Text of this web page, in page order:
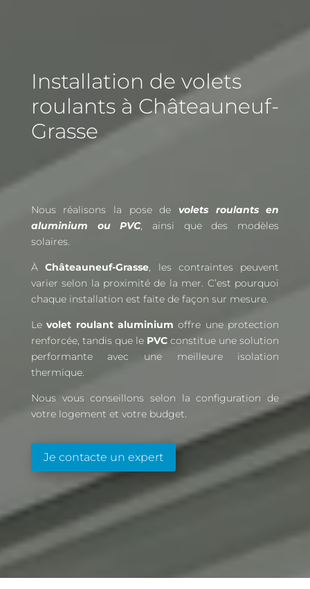
Installation de volets
roulants à Châteauneuf-
Grasse
Nous réalisons la pose de volets roulants en
aluminium ou PVC, ainsi que des modèles
solaires.
ÀChâteauneuf-Grasse, les contraintes peuvent
varier selon la proximité de la mer. C’est pourquoi
chaque installation est faite de façon sur mesure.
Levolet roulant aluminium offre une protection
renforcée, tandis que le PVC constitue une solution
performante avec une meilleure isolation
thermique.
Nous vous conseillons selon la configuration de
votre logement et votre budget.
Je contacte un expert